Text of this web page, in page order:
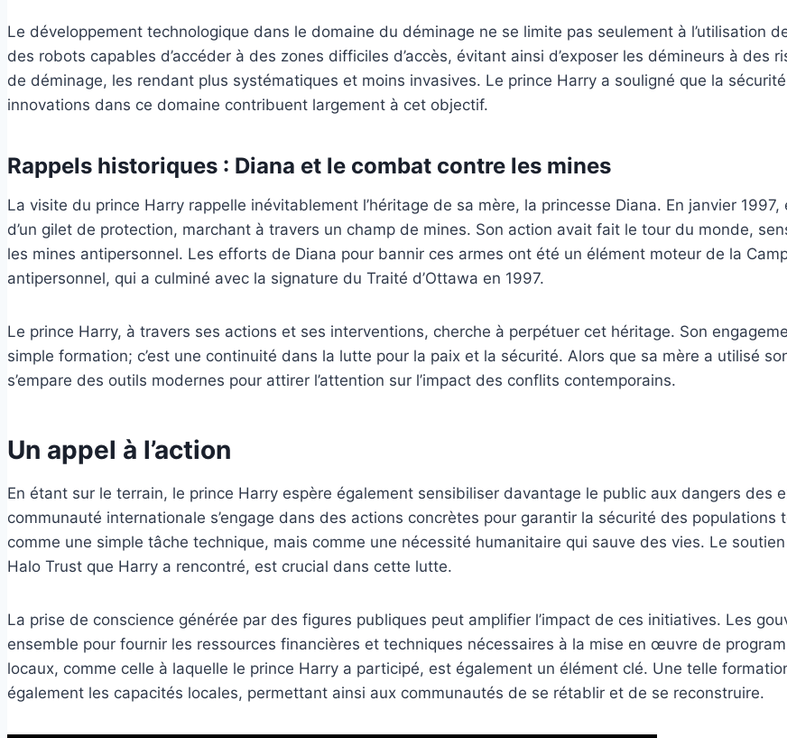
Le développement technologique dans le domaine du déminage ne se limite pas seulement à l’utilisation
des robots capables d’accéder à des zones difficiles d’accès, évitant ainsi d’exposer les démineurs à
de déminage, les rendant plus systématiques et moins invasives. Le prince Harry a souligné que la
innovations dans ce domaine contribuent largement à cet objectif.
Rappels historiques : Diana et le combat contre les mines
La visite du prince Harry rappelle inévitablement l’héritage de sa mère, la princesse Diana. En janvier
d’un gilet de protection, marchant à travers un champ de mines. Son action avait fait le tour du monde,
les mines antipersonnel. Les efforts de Diana pour bannir ces armes ont été un élément moteur de la
antipersonnel, qui a culminé avec la signature du Traité d’Ottawa en 1997.
Le prince Harry, à travers ses actions et ses interventions, cherche à perpétuer cet héritage. Son
simple formation; c’est une continuité dans la lutte pour la paix et la sécurité. Alors que sa mère a utilisé
s’empare des outils modernes pour attirer l’attention sur l’impact des conflits contemporains.
Un appel à l’action
En étant sur le terrain, le prince Harry espère également sensibiliser davantage le public aux dangers des
communauté internationale s’engage dans des actions concrètes pour garantir la sécurité des populations
comme une simple tâche technique, mais comme une nécessité humanitaire qui sauve des vies. Le
Halo Trust que Harry a rencontré, est crucial dans cette lutte.
La prise de conscience générée par des figures publiques peut amplifier l’impact de ces initiatives. Les
ensemble pour fournir les ressources financières et techniques nécessaires à la mise en œuvre de
locaux, comme celle à laquelle le prince Harry a participé, est également un élément clé. Une telle
également les capacités locales, permettant ainsi aux communautés de se rétablir et de se reconstruire.